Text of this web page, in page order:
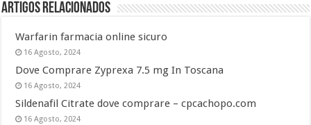
Artigos relacionados
Warfarin farmacia online sicuro
16 Agosto, 2024
Dove Comprare Zyprexa 7.5 mg In Toscana
16 Agosto, 2024
Sildenafil Citrate dove comprare – cpcachopo.com
16 Agosto, 2024